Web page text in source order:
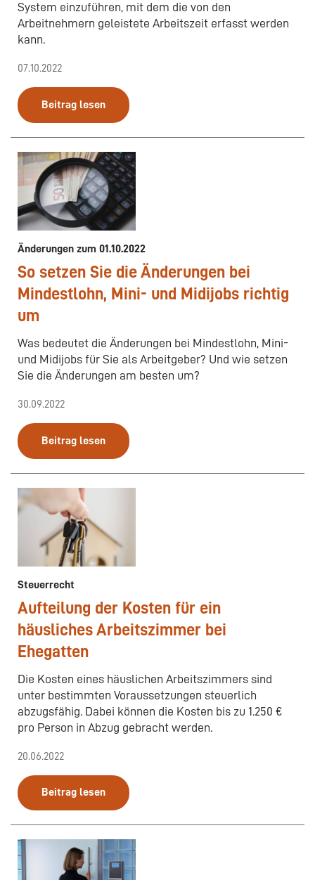
System einzuführen, mit dem die von den
Arbeitnehmern geleistete Arbeitszeit erfasst werden
kann.
07.10.2022
Beitrag lesen
Änderungen zum 01.10.2022
So setzen Sie die Änderungen bei
Mindestlohn, Mini- und Midijobs richtig
um
Was bedeutet die Änderungen bei Mindestlohn, Mini-
und Midijobs für Sie als Arbeitgeber? Und wie setzen
Sie die Änderungen am besten um?
30.09.2022
Beitrag lesen
Steuerrecht
Aufteilung der Kosten für ein
häusliches Arbeitszimmer bei
Ehegatten
Die Kosten eines häuslichen Arbeitszimmers sind
unter bestimmten Voraussetzungen steuerlich
abzugsfähig. Dabei können die Kosten bis zu 1.250 €
pro Person in Abzug gebracht werden.
20.06.2022
Beitrag lesen